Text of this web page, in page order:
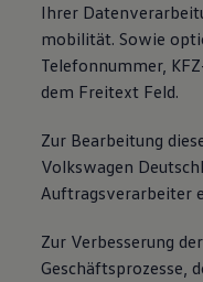
Ihrer
mobilität. Sowie
Telefonnummer,
dem Freitext Feld.
Zur Bearbeitung
Volkswagen
Auftragsverarbeiter
Zur Verbesserung
Geschäftsprozesse,